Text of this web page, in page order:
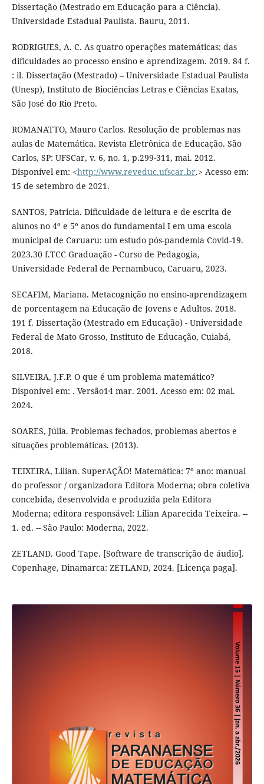
Dissertação (Mestrado em Educação para a Ciência).
Universidade Estadual Paulista. Bauru, 2011.
RODRIGUES, A. C. As quatro operações matemáticas: das
dificuldades ao processo ensino e aprendizagem. 2019. 84 f.
: il. Dissertação (Mestrado) – Universidade Estadual Paulista
(Unesp), Instituto de Biociências Letras e Ciências Exatas,
São José do Rio Preto.
ROMANATTO, Mauro Carlos. Resolução de problemas nas
aulas de Matemática. Revista Eletrônica de Educação. São
Carlos, SP: UFSCar, v. 6, no. 1, p.299-311, mai. 2012.
Disponível em: <http://www.reveduc.ufscar.br.> Acesso em:
15 de setembro de 2021.
SANTOS, Patricia. Dificuldade de leitura e de escrita de
alunos no 4º e 5º anos do fundamental I em uma escola
municipal de Caruaru: um estudo pós-pandemia Covid-19.
2023.30 f.TCC Graduação - Curso de Pedagogia,
Universidade Federal de Pernambuco, Caruaru, 2023.
SECAFIM, Mariana. Metacognição no ensino-aprendizagem
de porcentagem na Educação de Jovens e Adultos. 2018.
191 f. Dissertação (Mestrado em Educação) - Universidade
Federal de Mato Grosso, Instituto de Educação, Cuiabá,
2018.
SILVEIRA, J.F.P. O que é um problema matemático?
Disponível em: . Versão14 mar. 2001. Acesso em: 02 mai.
2024.
SOARES, Júlia. Problemas fechados, problemas abertos e
situações problemáticas. (2013).
TEIXEIRA, Lilian. SuperAÇÃO! Matemática: 7º ano: manual
do professor / organizadora Editora Moderna; obra coletiva
concebida, desenvolvida e produzida pela Editora
Moderna; editora responsável: Lilian Aparecida Teixeira. --
1. ed. -- São Paulo: Moderna, 2022.
ZETLAND. Good Tape. [Software de transcrição de áudio].
Copenhage, Dinamarca: ZETLAND, 2024. [Licença paga].